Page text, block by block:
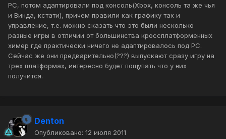
PC, потом адаптировали под консоль(Xbox, консоль та же чья
и Винда, кстати), причем правили как графику так и
управление, т.е. можно сказать что это были несколько
разные игры в отличии от большинства кроссплатформенных
химер где практически ничего не адаптировалось под PC.
Сейчас же они предварительно(???) выпускают сразу игру на
трех платформах, интересно будет пощупать что у них
получится.
Denton
Опубликовано: 12 июля 2011